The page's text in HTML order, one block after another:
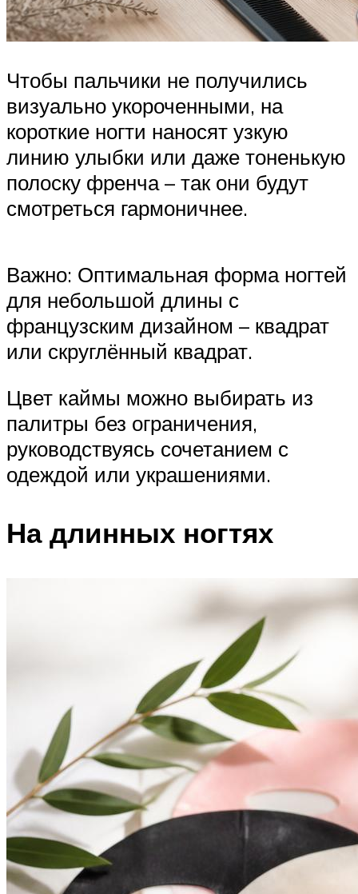
Чтобы пальчики не получились
визуально укороченными, на
короткие ногти наносят узкую
линию улыбки или даже тоненькую
полоску френча – так они будут
смотреться гармоничнее.
Важно: Оптимальная форма ногтей
для небольшой длины с
французским дизайном – квадрат
или скруглённый квадрат.
Цвет каймы можно выбирать из
палитры без ограничения,
руководствуясь сочетанием с
одеждой или украшениями.
На длинных ногтях